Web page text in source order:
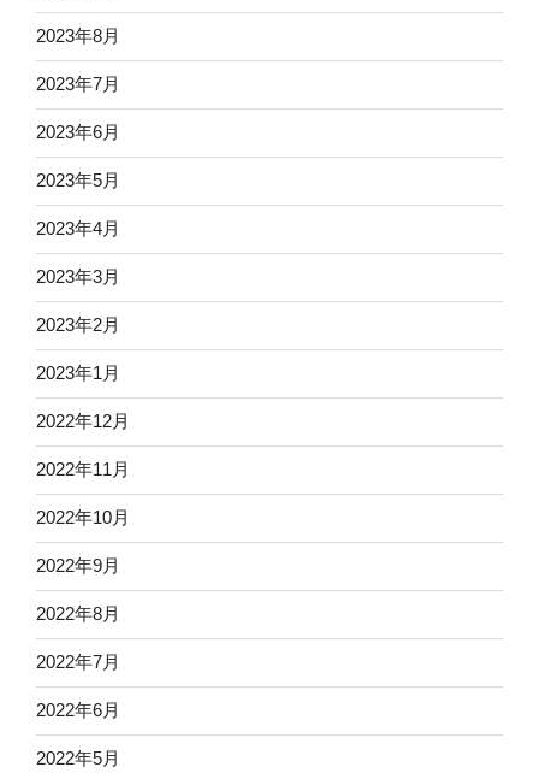
2023年8月
2023年7月
2023年6月
2023年5月
2023年4月
2023年3月
2023年2月
2023年1月
2022年12月
2022年11月
2022年10月
2022年9月
2022年8月
2022年7月
2022年6月
2022年5月